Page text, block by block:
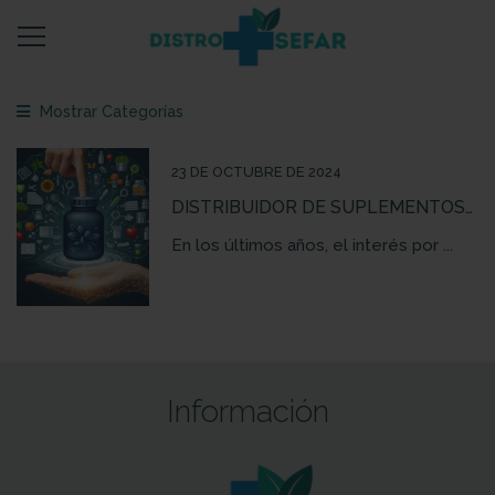
Mostrar Categorías
23 DE OCTUBRE DE 2024
DISTRIBUIDOR DE SUPLEMENTOS
DEBES SABER
En los últimos años, el interés por ...
Información